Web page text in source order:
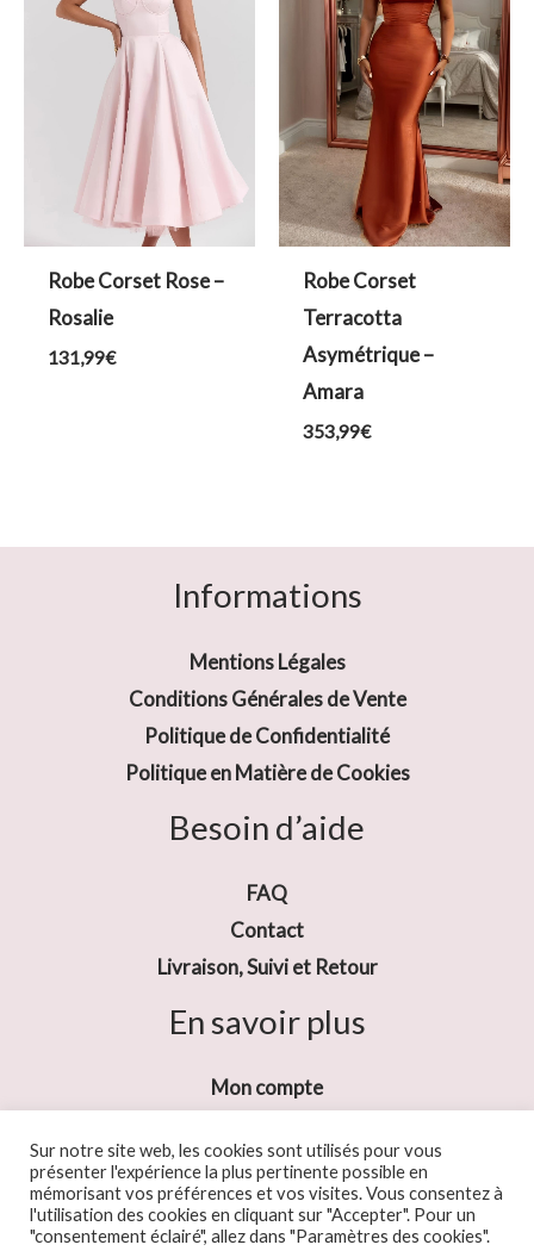
Robe Corset Rose –
Rosalie
131,99€
Robe Corset
Terracotta
Asymétrique –
Amara
353,99€
Informations
Mentions Légales
Conditions Générales de Vente
Politique de Confidentialité
Politique en Matière de Cookies
Besoin d’aide
FAQ
Contact
Livraison, Suivi et Retour
En savoir plus
Mon compte
Sur notre site web, les cookies sont utilisés pour vous
présenter l'expérience la plus pertinente possible en
mémorisant vos préférences et vos visites. Vous consentez à
l'utilisation des cookies en cliquant sur "Accepter". Pour un
"consentement éclairé", allez dans "Paramètres des cookies".